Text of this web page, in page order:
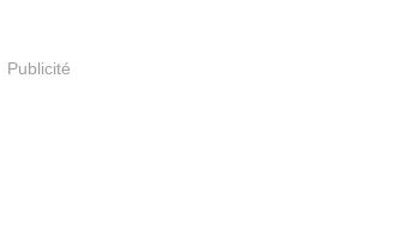
Publicité